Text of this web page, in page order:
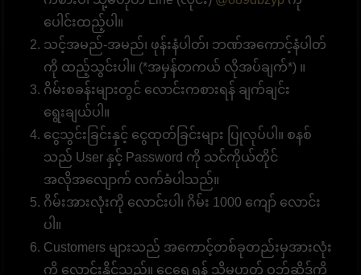
ပေါင်းထည့်ပါ။
သင့်အမည်-အမည်၊ ဖုန်းနံပါတ်၊ ဘဏ်အကောင့်နံပါတ်
ကို ထည့်သွင်းပါ။ (*အမှန်တကယ် လိုအပ်ချက်*) ။
ဂိမ်းစခန်းများတွင် လောင်းကစားရန် ချက်ချင်း
ရွေးချယ်ပါ။
ငွေသွင်းခြင်းနှင့် ငွေထုတ်ခြင်းများ ပြုလုပ်ပါ။ စနစ်
သည် User နှင့် Password ကို သင်ကိုယ်တိုင်
အလိုအလျောက် လက်ခံပါသည်။
ဂိမ်းအားလုံးကို လောင်းပါ၊ ဂိမ်း 1000 ကျော် လောင်း
ပါ။
Customers များသည် အကောင့်တစ်ခုတည်းမှအားလုံး
ကို လောင်းနိုင်သည်။ ငွေရွှေ့ရန် သို့မဟုတ် ဝဘ်ဆိုဒ်ကို